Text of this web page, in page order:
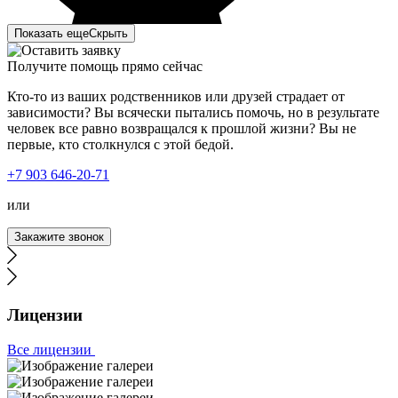
Лечение наркомании в вашей клинике стало огромным
прорывом для нас. Мой сын больше двух лет
употреблял курительные вещества и ни хотел
вам на лечение, сын получил всестороннюю помощь и
поддержку. Был подобран индивидуальный план
лечения, учитывая все особенности моего сына.
Благодаря вашему профессионализму, сын трезвый и
Показать ещеСкрыть
Получите помощь прямо сейчас
Кто-то из ваших родственников или друзей страдает от
зависимости? Вы всячески пытались помочь, но в результате
человек все равно возвращался к прошлой жизни? Вы не
первые, кто столкнулся с этой бедой.
+7 903 646-20-71
или
Закажите звонок
Лицензии
Все лицензии